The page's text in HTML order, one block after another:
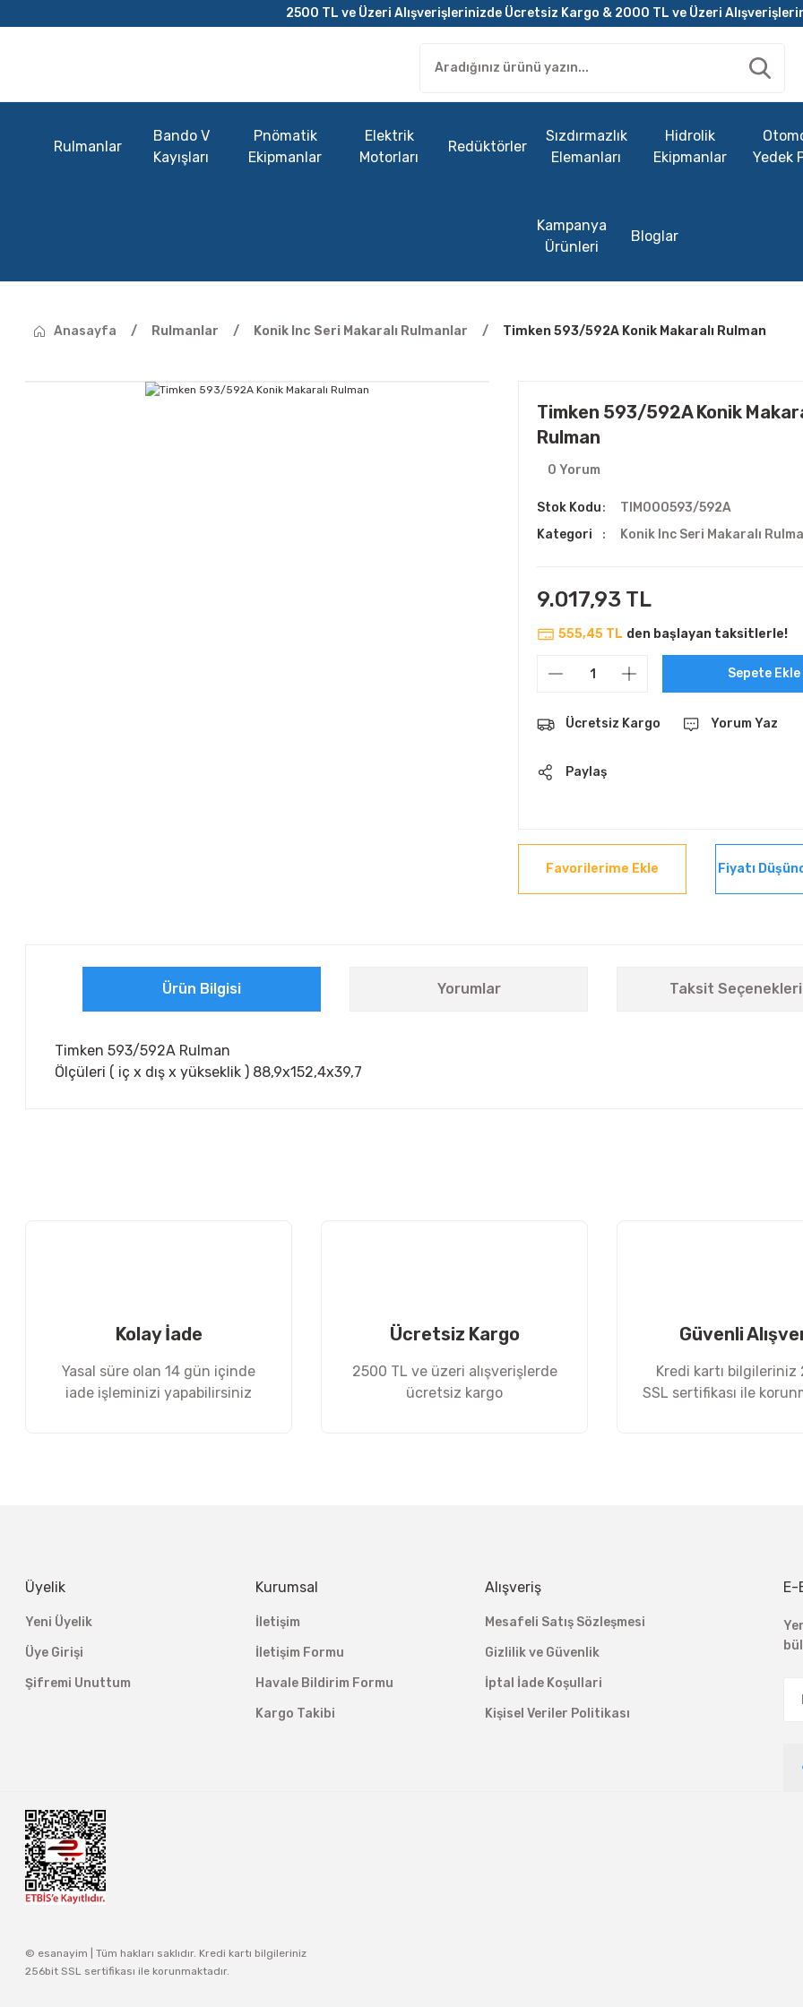
2500 TL ve Üzeri Alışverişlerinizde Ücretsiz Kargo & 2000 TL ve Üzeri
Rulmanlar
Bando V
Kayışları
Pnömatik
Ekipmanlar
Elektrik
Motorları
Redüktörler
Sızdırmazlık
Elemanları
Hidrolik
Ekipmanlar
Yedek
Kampanya
Ürünleri
Bloglar
Anasayfa Rulmanlar Konik Inc Seri Makaralı Rulmanlar Timken 593/592A Konik Makaralı Rulman
Timken 593/592A Konik
Rulman
0 Yorum
Stok Kodu
TIM000593/592A
Kategori
Konik Inc Seri Makaralı
9.017,93 TL
555,45 TL den başlayan taksitlerle!
Sepete Ekle
Ücretsiz Kargo Yorum Yaz
Paylaş
Fiyatı
Ürün Bilgisi Yorumlar Taksit Seçenekleri
Timken 593/592A Rulman
Ölçüleri ( iç x dış x yükseklik ) 88,9x152,4x39,7
Kolay İade
Yasal süre olan 14 gün içinde
iade işleminizi yapabilirsiniz
Ücretsiz Kargo
2500 TL ve üzeri alışverişlerde
ücretsiz kargo
Güvenli
Kredi kartı bilgileriniz
SSL sertifikası ile
Üyelik
Yeni Üyelik
Üye Girişi
Şifremi Unuttum
Kurumsal
İletişim
İletişim Formu
Havale Bildirim Formu
Kargo Takibi
Alışveriş
Mesafeli Satış Sözleşmesi
Gizlilik ve Güvenlik
İptal İade Koşullari
Kişisel Veriler Politikası
E-
© esanayim | Tüm hakları saklıdır. Kredi kartı bilgileriniz
256bit SSL sertifikası ile korunmaktadır.